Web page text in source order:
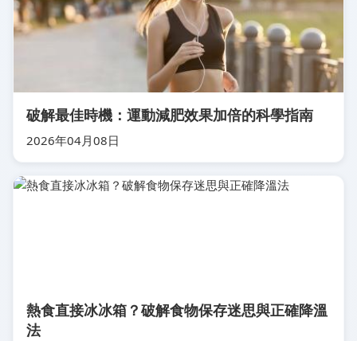
破解最佳時機：運動減肥效果加倍的科學指南
2026年04月08日
熱食直接冰冰箱？破解食物保存迷思與正確降溫
法